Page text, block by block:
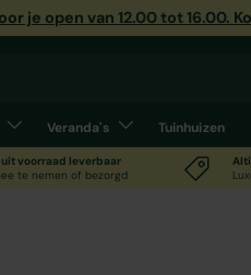
je open van 12.00 tot 16.00.
Veranda's Tuinhuizen
voorraad leverbaar
te nemen of bezorgd